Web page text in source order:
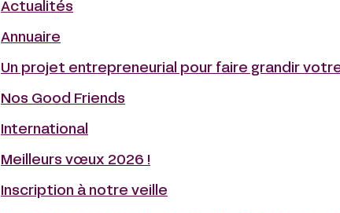
Actualités
Annuaire
Un projet entrepreneurial pour faire grandir
Nos Good Friends
International
Meilleurs vœux 2026 !
Inscription à notre veille